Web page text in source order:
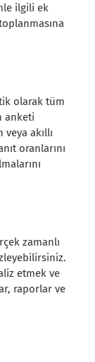
ilgili ek
olarak tüm
anketi
akıllı
oranlarını
zamanlı
etmek ve
raporlar ve